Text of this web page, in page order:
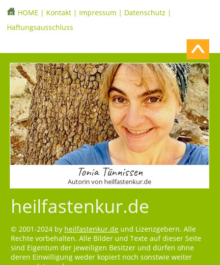
HOME | Kontakt | Impressum | Datenschutz |
Haftungsausschluss
Tonia Tünnissen
Autorin von heilfastenkur.de
heilfastenkur.de
© 2001-2024 by heilfastenkur.de und Lizenzgebern. Alle
Rechte vorbehalten. Alle Bilder und Texte auf dieser Seite
sind Eigentum der jeweiligen Besitzer und dürfen ohne
deren Einwilligung weder kopiert noch sonstwie weiter